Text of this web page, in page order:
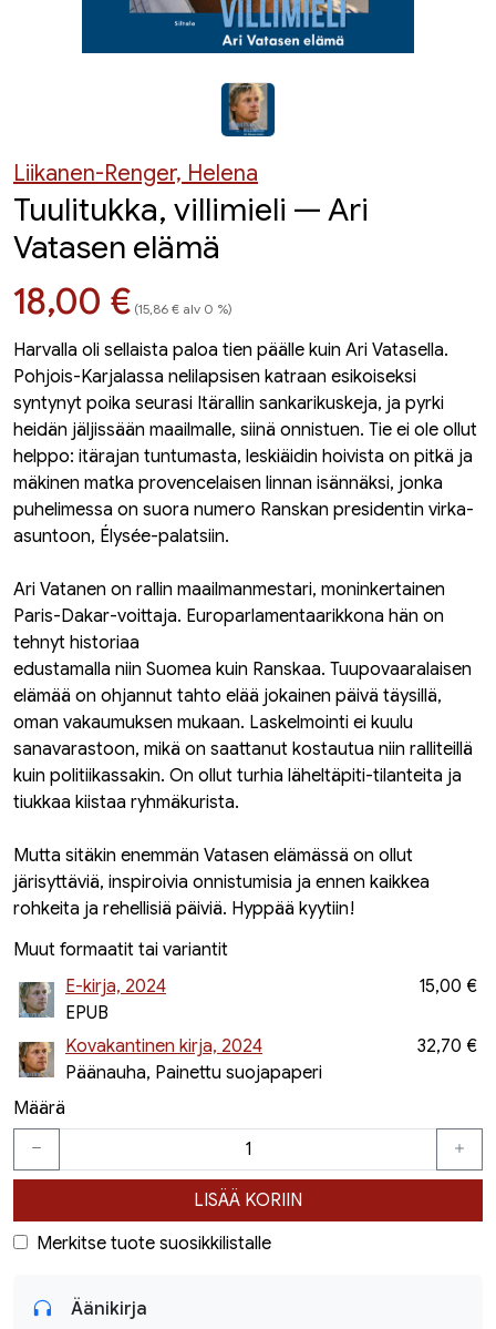
Liikanen-Renger, Helena
Tuulitukka, villimieli — Ari
Vatasen elämä
Hinta nyt
18,00 € (15,86 € alv 0 %)
Harvalla oli sellaista paloa tien päälle kuin Ari Vatasella.
Pohjois-Karjalassa nelilapsisen katraan esikoiseksi
syntynyt poika seurasi Itärallin sankarikuskeja, ja pyrki
heidän jäljissään maailmalle, siinä onnistuen. Tie ei ole ollut
helppo: itärajan tuntumasta, leskiäidin hoivista on pitkä ja
mäkinen matka provencelaisen linnan isännäksi, jonka
puhelimessa on suora numero Ranskan presidentin virka-
asuntoon, Élysée-palatsiin.
Ari Vatanen on rallin maailmanmestari, moninkertainen
Paris-Dakar-voittaja. Europarlamentaarikkona hän on
tehnyt historiaa
edustamalla niin Suomea kuin Ranskaa. Tuupovaaralaisen
elämää on ohjannut tahto elää jokainen päivä täysillä,
oman vakaumuksen mukaan. Laskelmointi ei kuulu
sanavarastoon, mikä on saattanut kostautua niin ralliteillä
kuin politiikassakin. On ollut turhia läheltäpiti-tilanteita ja
tiukkaa kiistaa ryhmäkurista.
Mutta sitäkin enemmän Vatasen elämässä on ollut
järisyttäviä, inspiroivia onnistumisia ja ennen kaikkea
rohkeita ja rehellisiä päiviä. Hyppää kyytiin!
Muut formaatit tai variantit
E-kirja, 2024
EPUB
15,00 €
Kovakantinen kirja, 2024
Päänauha, Painettu suojapaperi
32,70 €
Määrä
LISÄÄ KORIIN
Merkitse tuote suosikkilistalle
Äänikirja